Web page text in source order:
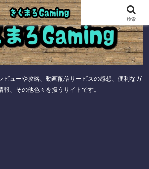
ビューや攻略、動画配信サービスの感想、便利なガ
報、その他色々を扱うサイトです。
検索